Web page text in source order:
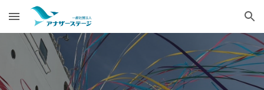
Skip to main content Skip to navigation